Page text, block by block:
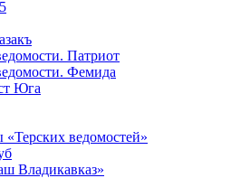
Патриот
Фемида
Юга
ведомостей»
Владикавказ»